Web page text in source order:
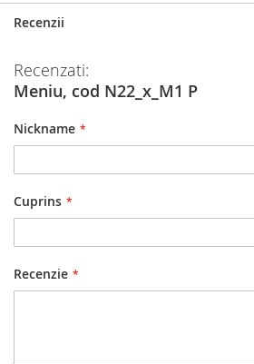
Recenzii
Recenzati:
Meniu, cod N22_x_M1 P
Nickname
Cuprins
Recenzie